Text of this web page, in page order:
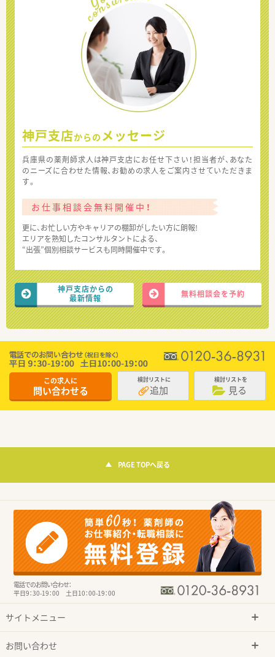
神戸支店からの メッセージ
兵庫県の薬剤師求人は神戸支店にお任せ下さい！担当者が、あなた
のニーズに合わせた情報、お勧めの求人をご案内させていただきま
す。
お仕事相談会無料開催中！
更に、お忙しい方やキャリアの棚卸がしたい方に朗報!
エリアを熟知したコンサルタントによる、
“出張”個別相談サービスも同時開催中です。
神戸支店からの
最新情報
無料相談会を予約
この求人に
問い合わせる
検討リストに
追加
検討リストを
見る
PAGE TOPへ戻る
電話でのお問い合わせ：
平日9：30-19：00 土日10：00-19：00
サイトメニュー
お問い合わせ